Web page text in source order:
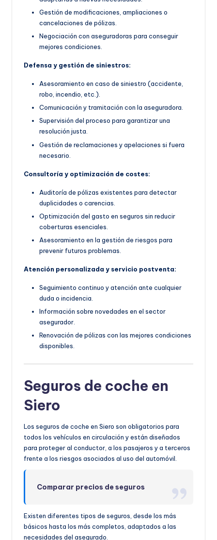
Gestión de modificaciones, ampliaciones o
cancelaciones de pólizas.
Negociación con aseguradoras para conseguir
mejores condiciones.
Defensa y gestión de siniestros:
Asesoramiento en caso de siniestro (accidente,
robo, incendio, etc.).
Comunicación y tramitación con la aseguradora.
Supervisión del proceso para garantizar una
resolución justa.
Gestión de reclamaciones y apelaciones si fuera
necesario.
Consultoría y optimización de costes:
Auditoría de pólizas existentes para detectar
duplicidades o carencias.
Optimización del gasto en seguros sin reducir
coberturas esenciales.
Asesoramiento en la gestión de riesgos para
prevenir futuros problemas.
Atención personalizada y servicio postventa:
Seguimiento continuo y atención ante cualquier
duda o incidencia.
Información sobre novedades en el sector
asegurador.
Renovación de pólizas con las mejores condiciones
disponibles.
Seguros de coche en
Siero
Los seguros de coche en Siero son obligatorios para
todos los vehículos en circulación y están diseñados
para proteger al conductor, a los pasajeros y a terceros
frente a los riesgos asociados al uso del automóvil.
Comparar precios de seguros
Existen diferentes tipos de seguros, desde los más
básicos hasta los más completos, adaptados a las
necesidades del asegurado.